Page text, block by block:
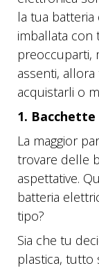
la tua
imballata con
preoccuparti,
assenti,
acquistarli o
1.
La maggior
trovare delle
aspettative.
batteria
tipo?
Sia che tu
plastica, tutto